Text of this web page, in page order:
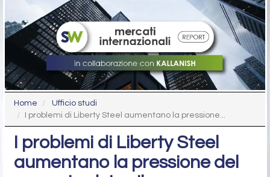
Home
Ufficio studi
I problemi di Liberty Steel aumentano la pressione...
I problemi di Liberty Steel
aumentano la pressione del